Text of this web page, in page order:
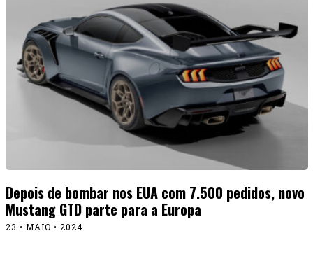
Depois de bombar nos EUA com 7.500 pedidos, novo
Mustang GTD parte para a Europa
23 • MAIO • 2024